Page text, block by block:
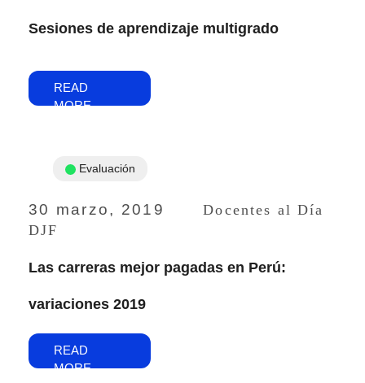
Sesiones de aprendizaje multigrado
READ
MORE
30 marzo, 2019
Docentes al Día
DJF
Evaluación
Las carreras mejor pagadas en Perú:
variaciones 2019
READ
MORE